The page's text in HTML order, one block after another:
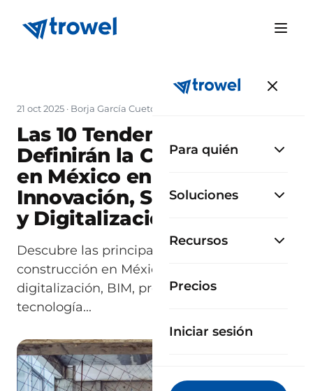
Para quién
Soluciones
Recursos
Precios
Iniciar sesión
21 oct 2025 · Borja García Cueto
Las 10 Tendencias que
Definirán la Construcción
en México en 2026:
Innovación, Sostenibilidad
y Digitalización
Descubre las principales tendencias de
construcción en México 2026: sostenibilidad,
digitalización, BIM, prefabricación y
tecnología...